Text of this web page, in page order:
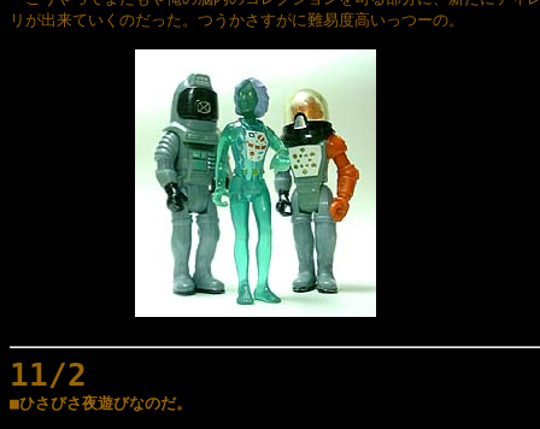
リが出来ていくのだった。つうかさすがに難易度高いっつーの。
11/2
■ひさびさ夜遊びなのだ。